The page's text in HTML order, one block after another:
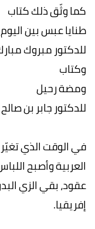
كما وثّق ذلك كتاب
طنايا عبس بين
للدكتور مبروك مبارك
وكتاب
ومضة رحيل
للدكتور جابر بن صالح (ص
في الوقت الذي
العربية وأصبح
عقود، بقي الزي
إفريقيا.